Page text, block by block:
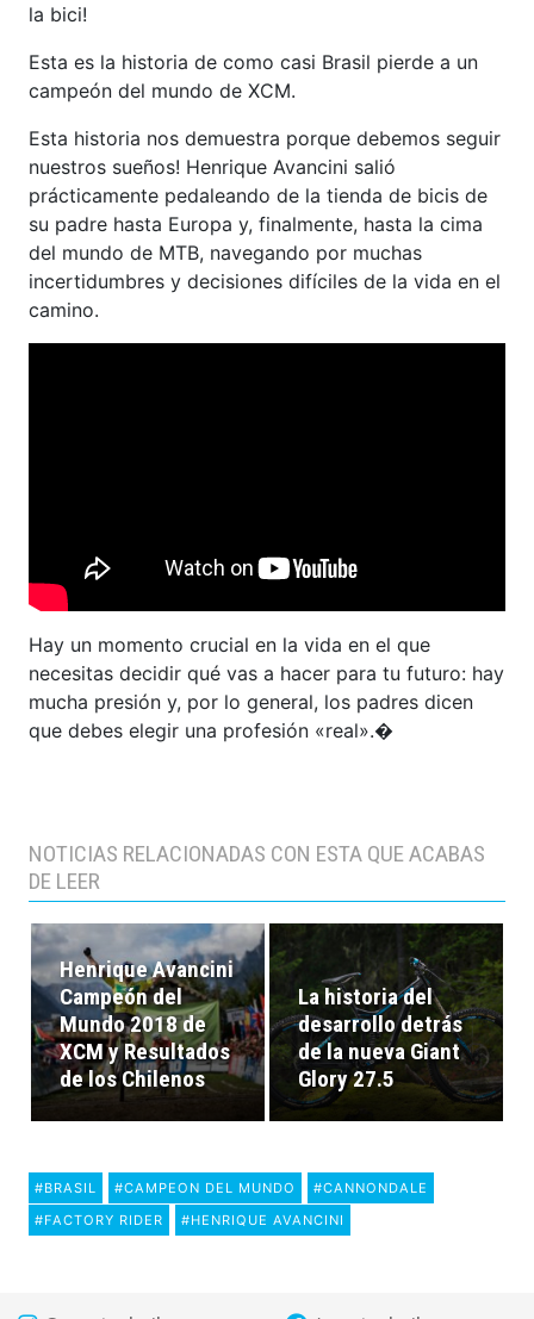
la bici!
Esta es la historia de como casi Brasil pierde a un
campeón del mundo de XCM.
Esta historia nos demuestra porque debemos seguir
nuestros sueños! Henrique Avancini salió
prácticamente pedaleando de la tienda de bicis de
su padre hasta Europa y, finalmente, hasta la cima
del mundo de MTB, navegando por muchas
incertidumbres y decisiones difíciles de la vida en el
camino.
Hay un momento crucial en la vida en el que
necesitas decidir qué vas a hacer para tu futuro: hay
mucha presión y, por lo general, los padres dicen
que debes elegir una profesión «real».�
NOTICIAS RELACIONADAS CON ESTA QUE ACABAS
DE LEER
Henrique Avancini
Campeón del
Mundo 2018 de
XCM y Resultados
de los Chilenos
La historia del
desarrollo detrás
de la nueva Giant
Glory 27.5
#BRASIL #CAMPEON DEL MUNDO
#CANNONDALE
#FACTORY RIDER
#HENRIQUE AVANCINI